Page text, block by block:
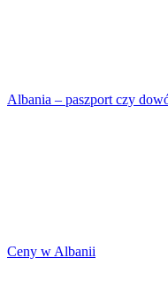
Albania – paszport czy
Ceny w Albanii